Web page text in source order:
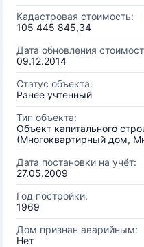
Кадастровая стоимость:
105 445 845,34
Дата обновления
09.12.2014
Статус объекта:
Ранее учтенный
Тип объекта:
Объект капитального
(Многоквартирный дом,
Дата постановки на учёт:
27.05.2009
Год постройки:
1969
Дом признан аварийным:
Нет